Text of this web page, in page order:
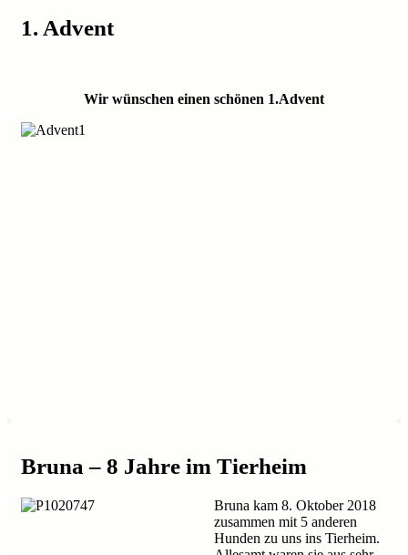
1. Advent
Wir wünschen einen schönen 1.Advent
Bruna – 8 Jahre im Tierheim
Bruna kam 8. Oktober 2018
zusammen mit 5 anderen
Hunden zu uns ins Tierheim.